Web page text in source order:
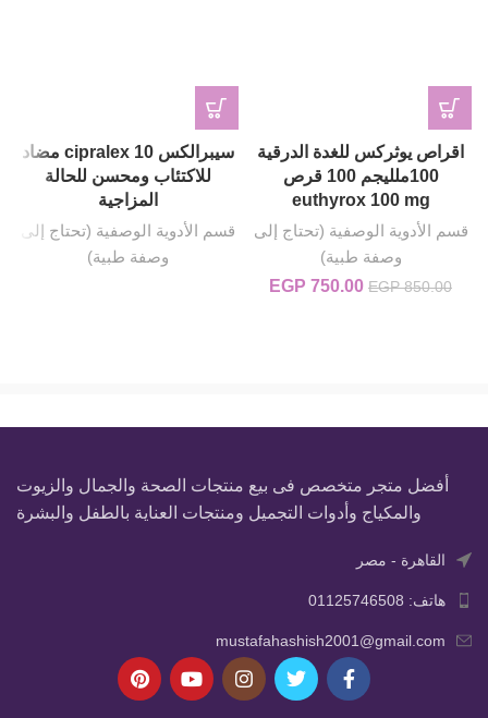
اقراص يوثركس للغدة الدرقية
100ملليجم 100 قرص
euthyrox 100 mg
قسم الأدوية الوصفية (تحتاج إلى
وصفة طبية)
EGP850.00 السعر الأصلي هو: EGP 850.00.
EGP 750.00
سيبرالكس 10 cipralex مضاد
للاكتئاب ومحسن للحالة
المزاجية
قسم الأدوية الوصفية (تحتاج إلى
وصفة طبية)
أفضل متجر متخصص فى بيع منتجات الصحة والجمال والزيوت
والمكياج وأدوات التجميل ومنتجات العناية بالطفل والبشرة
القاهرة - مصر
هاتف: 01125746508
mustafahashish2001@gmail.com